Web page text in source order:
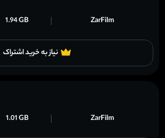
نیاز به خرید اشتراک
ZarFilm
1.94 GB
ZarFilm
1.01 GB